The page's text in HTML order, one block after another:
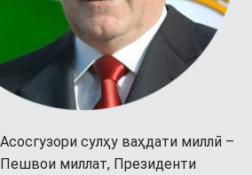
Асосгузори сулҳу ваҳдати миллӣ –
Пешвои миллат, Президенти